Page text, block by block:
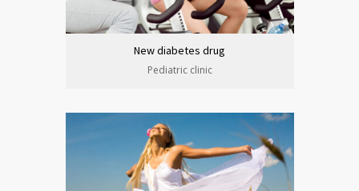
New diabetes drug
Pediatric clinic